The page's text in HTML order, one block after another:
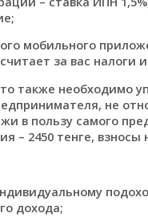
мобильного
за вас налоги
также необходимо
не
в пользу самого
– 2450 тенге,
дохода;